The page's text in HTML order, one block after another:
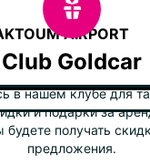
AIRPORT
Club Goldcar
в нашем клубе для
и подарки за
получать
предложения.